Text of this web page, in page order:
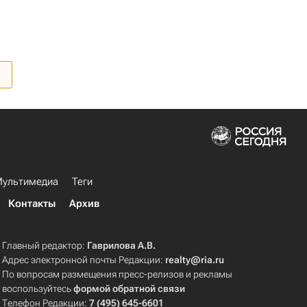
Теги
Контакты
Архив
Главный редактор: Гаврилова А.В.
Адрес электронной почты Редакции: realty@ria.ru
По вопросам размещения пресс-релизов и рекламы
воспользуйтесьформой обратной связи
Телефон Редакции:7 (495) 645-6601